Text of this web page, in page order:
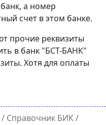
а номер
счет в этом банке.
прочие реквизиты
в банк "БСТ-БАНК"
Хотя для оплаты
/ Справочник БИК /